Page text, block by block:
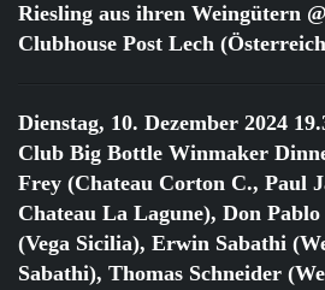
Riesling aus ihren Weingütern
Clubhouse Post Lech
Dienstag, 10. Dezember 2024
Club Big Bottle Winmaker
Frey (Chateau Corton C., Paul
Chateau La Lagune), Don
(Vega Sicilia), Erwin Sabathi
Sabathi), Thomas Schneider